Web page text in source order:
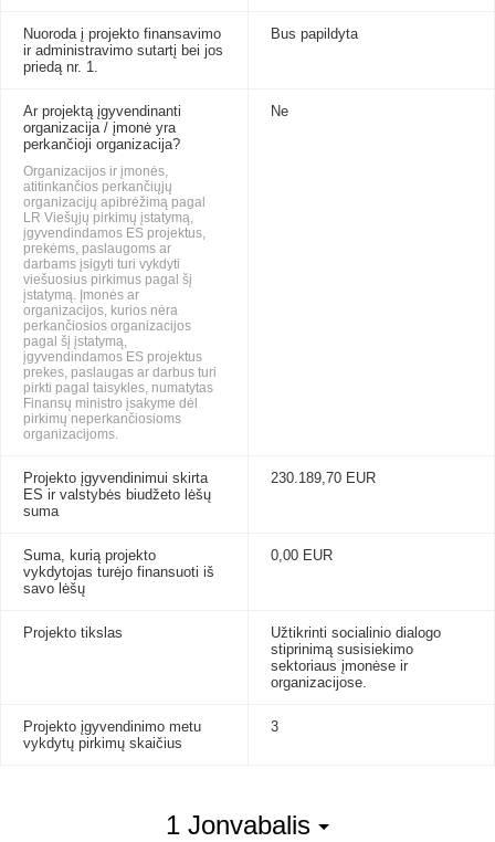
Nuoroda į projekto finansavimo
ir administravimo sutartį bei jos
priedą nr. 1.
Bus papildyta
Ar projektą įgyvendinanti
organizacija / įmonė yra
perkančioji organizacija?
Organizacijos ir įmonės,
atitinkančios perkančiųjų
organizacijų apibrėžimą pagal
LR Viešųjų pirkimų įstatymą,
įgyvendindamos ES projektus,
prekėms, paslaugoms ar
darbams įsigyti turi vykdyti
viešuosius pirkimus pagal šį
įstatymą. Įmonės ar
organizacijos, kurios nėra
perkančiosios organizacijos
pagal šį įstatymą,
įgyvendindamos ES projektus
prekes, paslaugas ar darbus turi
pirkti pagal taisykles, numatytas
Finansų ministro įsakyme dėl
pirkimų neperkančiosioms
organizacijoms.
Ne
Projekto įgyvendinimui skirta
ES ir valstybės biudžeto lėšų
suma
230.189,70 EUR
Suma, kurią projekto
vykdytojas turėjo finansuoti iš
savo lėšų
0,00 EUR
Projekto tikslas
Užtikrinti socialinio dialogo
stiprinimą susisiekimo
sektoriaus įmonėse ir
organizacijose.
Projekto įgyvendinimo metu
vykdytų pirkimų skaičius
3
1 Jonvabalis